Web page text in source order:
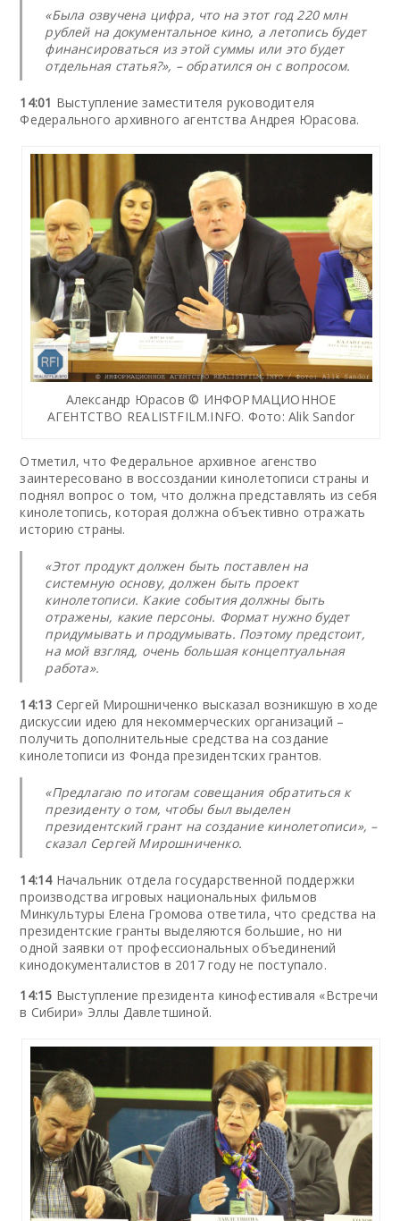
«Была озвучена цифра, что на этот год 220 млн
рублей на документальное кино, а летопись будет
финансироваться из этой суммы или это будет
отдельная статья?», – обратился он с вопросом.
14:01 Выступление заместителя руководителя
Федерального архивного агентства Андрея Юрасова.
Александр Юрасов © ИНФОРМАЦИОННОЕ
АГЕНТСТВО REALISTFILM.INFO. Фото: Alik Sandor
Отметил, что Федеральное архивное агенство
заинтересовано в воссоздании кинолетописи страны и
поднял вопрос о том, что должна представлять из себя
кинолетопись, которая должна объективно отражать
историю страны.
«Этот продукт должен быть поставлен на
системную основу, должен быть проект
кинолетописи. Какие события должны быть
отражены, какие персоны. Формат нужно будет
придумывать и продумывать. Поэтому предстоит,
на мой взгляд, очень большая концептуальная
работа».
14:13 Сергей Мирошниченко высказал возникшую в ходе
дискуссии идею для некоммерческих организаций –
получить дополнительные средства на создание
кинолетописи из Фонда президентских грантов.
«Предлагаю по итогам совещания обратиться к
президенту о том, чтобы был выделен
президентский грант на создание кинолетописи», –
сказал Сергей Мирошниченко.
14:14Начальник отдела государственной поддержки
производства игровых национальных фильмов
Минкультуры Елена Громова ответила, что средства на
президентские гранты выделяются большие, но ни
одной заявки от профессиональных объединений
кинодокументалистов в 2017 году не поступало.
14:15 Выступление президента кинофестиваля «Встречи
в Сибири» Эллы Давлетшиной.